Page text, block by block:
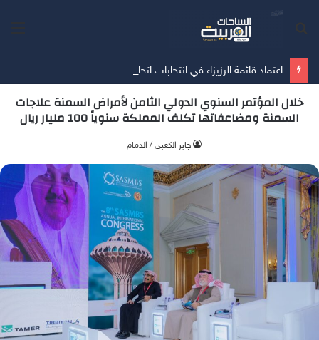
اعتماد قائمة الرزيزاء في انتخابات اتحاد كرة القدم
خلال المؤتمر السنوي الدولي الثامن لأمراض السمنة علاجات
السمنة ومضاعفاتها تكلف المملكة سنوياً 100 مليار ريال
جابر الكعبي / الدمام